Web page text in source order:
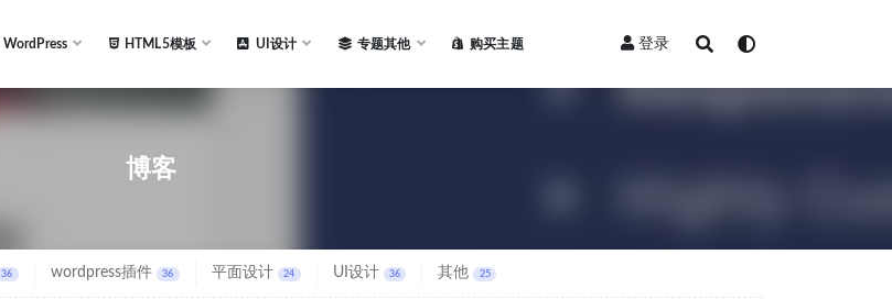
WordPress HTML5模板 UI设计 专题其他 购买主题 登录
博客
36 wordpress插件 36 平面设计 24 UI设计 36 其他 25